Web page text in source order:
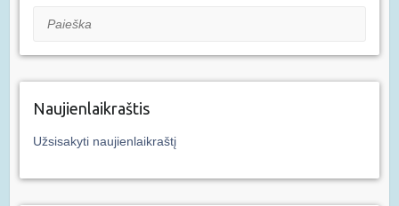
Paieška
Naujienlaikraštis
Užsisakyti naujienlaikraštį